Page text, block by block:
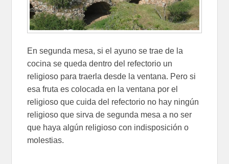
En segunda mesa, si el ayuno se trae de la
cocina se queda dentro del refectorio un
religioso para traerla desde la ventana. Pero si
esa fruta es colocada en la ventana por el
religioso que cuida del refectorio no hay ningún
religioso que sirva de segunda mesa a no ser
que haya algún religioso con indisposición o
molestias.